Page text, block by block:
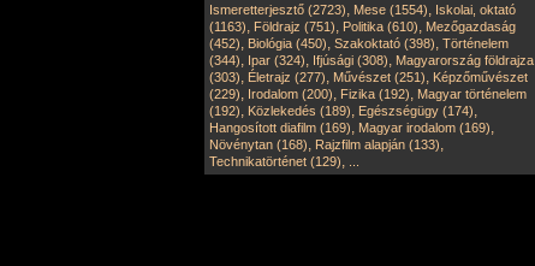
Ismeretterjesztő (2723), Mese (1554), Iskolai, oktató
(1163), Földrajz (751), Politika (610), Mezőgazdaság
(452), Biológia (450), Szakoktató (398), Történelem
(344), Ipar (324), Ifjúsági (308), Magyarország földrajza
(303), Életrajz (277), Művészet (251), Képzőművészet
(229), Irodalom (200), Fizika (192), Magyar történelem
(192), Közlekedés (189), Egészségügy (174),
Hangosított diafilm (169), Magyar irodalom (169),
Növénytan (168), Rajzfilm alapján (133),
Technikatörténet (129),